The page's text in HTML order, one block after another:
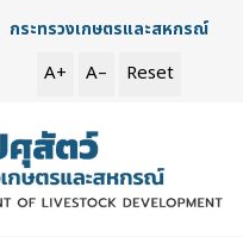
กระทรวงเกษตรและสหกรณ์
A+ A– Reset